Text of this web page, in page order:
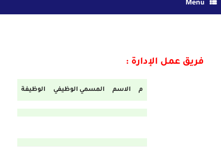
Menu
فريق عمل الإدارة :
م الاسم المسمي الوظيفي الوظيفة